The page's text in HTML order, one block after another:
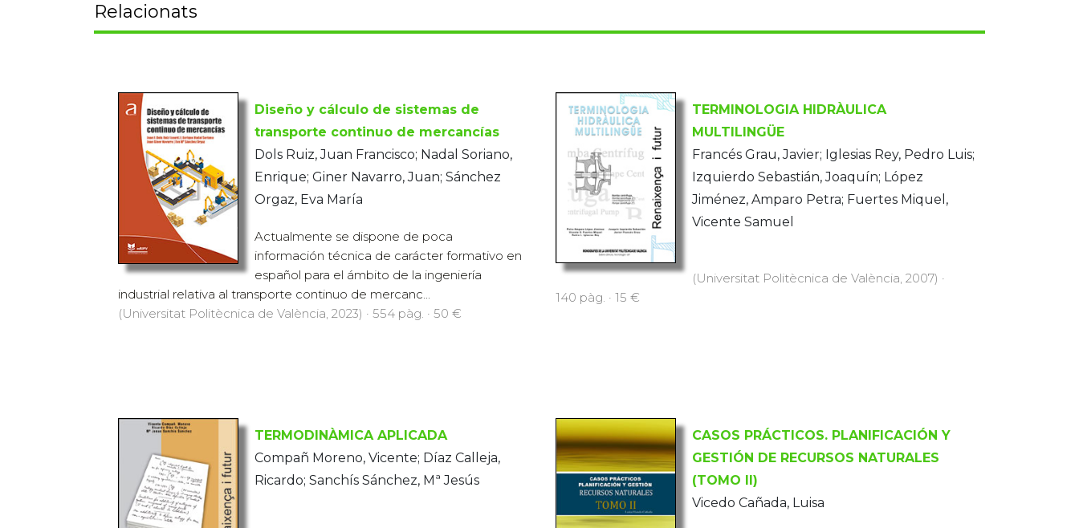
Relacionats
Diseño y cálculo de sistemas de
transporte continuo de mercancías
Dols Ruiz, Juan Francisco; Nadal Soriano,
Enrique; Giner Navarro, Juan; Sánchez
Orgaz, Eva María
Actualmente se dispone de poca
información técnica de carácter formativo en
español para el ámbito de la ingeniería
industrial relativa al transporte continuo de mercanc...
(Universitat Politècnica de València, 2023) · 554 pàg. · 50 €
TERMINOLOGIA HIDRÀULICA
MULTILINGÜE
Francés Grau, Javier; Iglesias Rey, Pedro Luis;
Izquierdo Sebastián, Joaquín; López
Jiménez, Amparo Petra; Fuertes Miquel,
Vicente Samuel
(Universitat Politècnica de València, 2007) ·
140 pàg. · 15 €
TERMODINÀMICA APLICADA
Compañ Moreno, Vicente; Díaz Calleja,
Ricardo; Sanchís Sánchez, Mª Jesús
CASOS PRÁCTICOS. PLANIFICACIÓN Y
GESTIÓN DE RECURSOS NATURALES
(TOMO II)
Vicedo Cañada, Luisa